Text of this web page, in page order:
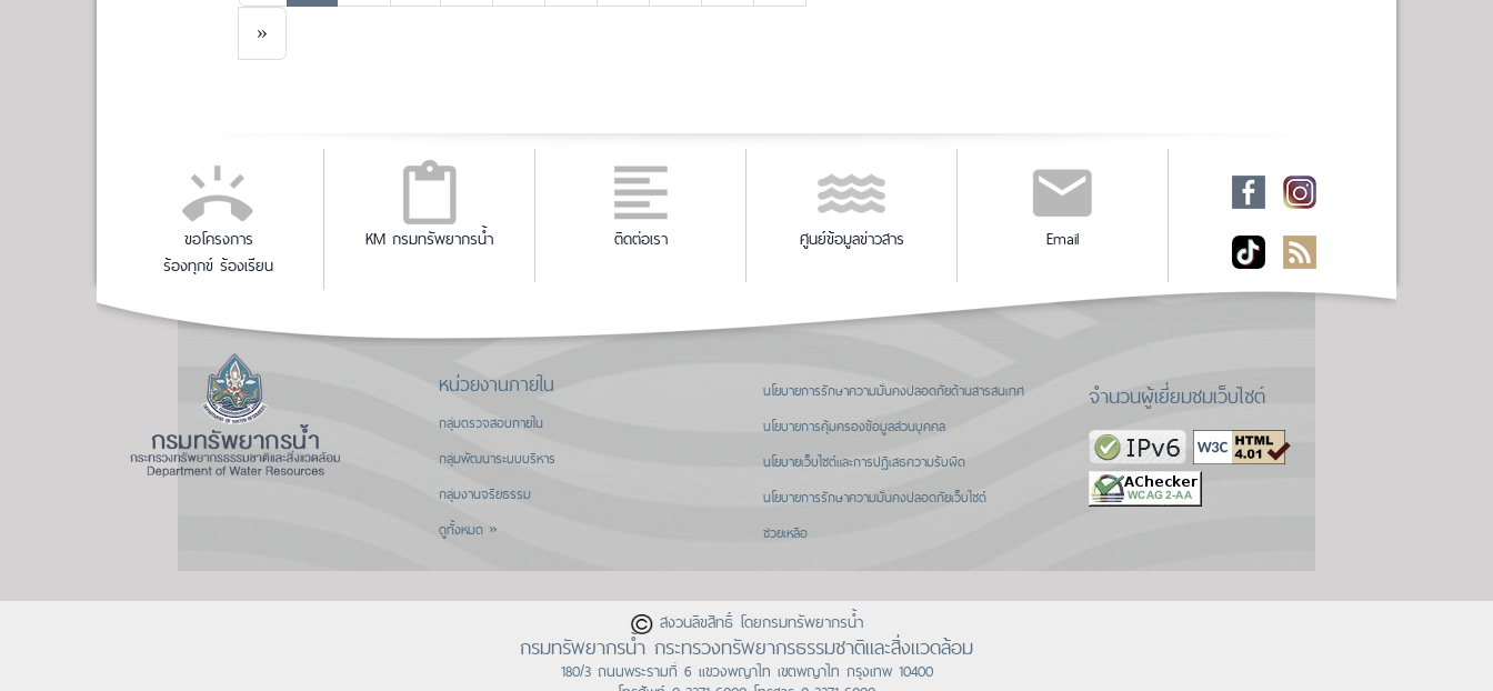
»Next
ขอโครงการ
ร้องทุกข์ ร้องเรียน
KM กรมทรัพยากรน้ำ ติดต่อเรา ศูนย์ข้อมูลข่าวสาร Email
หน่วยงานภายใน
กลุ่มตรวจสอบภายใน
กลุ่มพัฒนาระบบบริหาร
กลุ่มงานจริยธรรม
ดูทั้งหมด »
นโยบายการรักษาความมั่นคงปลอดภัยด้านสารสนเทศ
นโยบายการคุ้มครองข้อมูลส่วนบุคคล
นโยบายเว็บไซต์และการปฏิเสธความรับผิด
นโยบายการรักษาความมั่นคงปลอดภัยเว็บไซต์
ช่วยเหลือ
จำนวนผู้เยี่ยมชมเว็บไซต์
สงวนลิขสิทธิ์ โดยกรมทรัพยากรน้ำ
กรมทรัพยากรน้ำ กระทรวงทรัพยากรธรรมชาติและสิ่งแวดล้อม
180/3 ถนนพระรามที่ 6 แขวงพญาไท เขตพญาไท กรุงเทพ 10400